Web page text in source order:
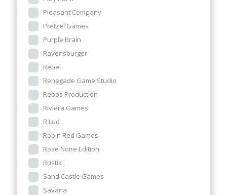
Pleasant Company
Pretzel Games
Purple Brain
Ravensburger
Rebel
Renegade Game Studio
Repos Production
Riviera Games
R Lud
Robin Red Games
Rose Noire Edition
Rustik
Sand Castle Games
Savana